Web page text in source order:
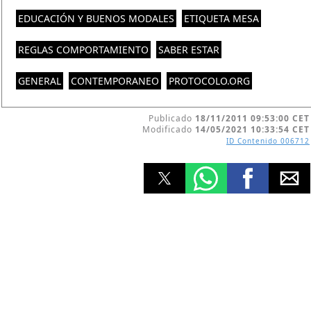
EDUCACIÓN Y BUENOS MODALES ETIQUETA MESA
REGLAS COMPORTAMIENTO SABER ESTAR
GENERAL CONTEMPORANEO PROTOCOLO.ORG
Publicado 18/11/2011 09:53:00 CET
Modificado 14/05/2021 10:33:54 CET
ID Contenido 006712